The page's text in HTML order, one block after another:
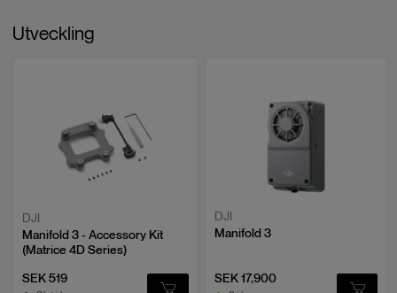
Utveckling
DJI
Manifold 3 - Accessory Kit
(Matrice 4D Series)
SEK 519
DJI
Manifold 3
SEK 17,900